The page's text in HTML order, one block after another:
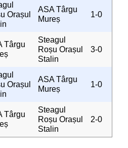
Orașul
ASA Târgu
Mureș
1-0
Târgu
Steagul
Roșu Orașul
Stalin
3-0
Orașul
ASA Târgu
Mureș
1-0
Târgu
Steagul
Roșu Orașul
Stalin
2-0